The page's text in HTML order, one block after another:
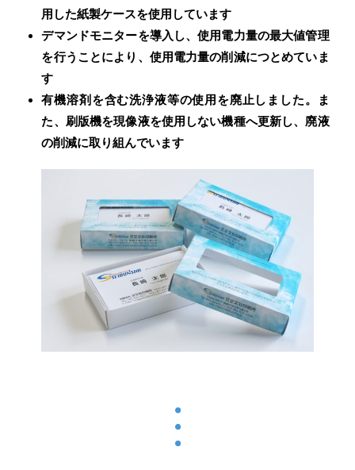
用した紙製ケースを使用しています
デマンドモニターを導入し、使用電力量の最大値管理
を行うことにより、使用電力量の削減につとめていま
す
有機溶剤を含む洗浄液等の使用を廃止しました。ま
た、刷版機を現像液を使用しない機種へ更新し、廃液
の削減に取り組んでいます